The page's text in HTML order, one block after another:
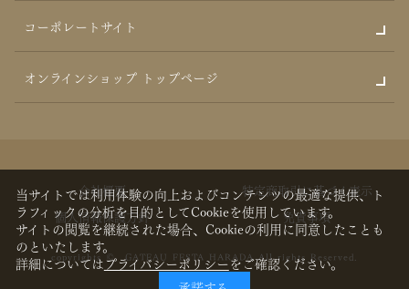
コーポレートサイト
オンラインショップ トップページ
会社概要
特定商取引に基づく表示
個人情報保護方針
免責事項
copyrights © GATEAU FESTA HARADA All rights Reserved.
当サイトでは利用体験の向上およびコンテンツの最適な提供、ト
ラフィックの分析を目的としてCookieを使用しています。
サイトの閲覧を継続された場合、Cookieの利用に同意したことも
のといたします。
詳細についてはプライバシーポリシーをご確認ください。